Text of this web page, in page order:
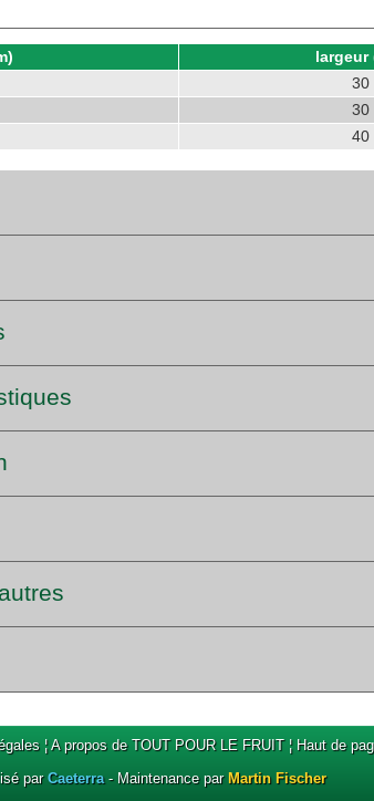
largeur
30
30
40
¦A propos de TOUT POUR LE FRUIT¦ Haut de
par Caeterra- Maintenance par Martin Fischer